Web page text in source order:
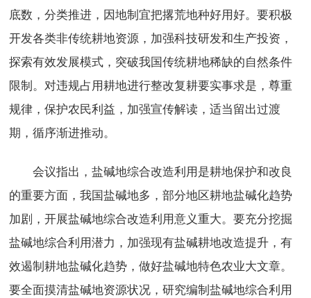
底数，分类推进，因地制宜把撂荒地种好用好。要积极
开发各类非传统耕地资源，加强科技研发和生产投资，
探索有效发展模式，突破我国传统耕地稀缺的自然条件
限制。对违规占用耕地进行整改复耕要实事求是，尊重
规律，保护农民利益，加强宣传解读，适当留出过渡
期，循序渐进推动。
会议指出，盐碱地综合改造利用是耕地保护和改良
的重要方面，我国盐碱地多，部分地区耕地盐碱化趋势
加剧，开展盐碱地综合改造利用意义重大。要充分挖掘
盐碱地综合利用潜力，加强现有盐碱耕地改造提升，有
效遏制耕地盐碱化趋势，做好盐碱地特色农业大文章。
要全面摸清盐碱地资源状况，研究编制盐碱地综合利用